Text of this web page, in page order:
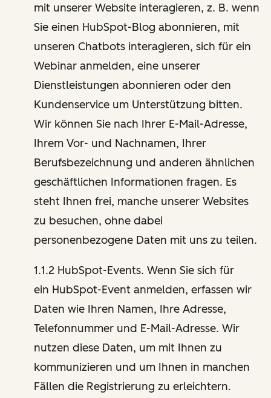
mit unserer Website interagieren, z. B. wenn
Sie einen HubSpot-Blog abonnieren, mit
unseren Chatbots interagieren, sich für ein
Webinar anmelden, eine unserer
Dienstleistungen abonnieren oder den
Kundenservice um Unterstützung bitten.
Wir können Sie nach Ihrer E-Mail-Adresse,
Ihrem Vor- und Nachnamen, Ihrer
Berufsbezeichnung und anderen ähnlichen
geschäftlichen Informationen fragen. Es
steht Ihnen frei, manche unserer Websites
zu besuchen, ohne dabei
personenbezogene Daten mit uns zu teilen.
1.1.2 HubSpot-Events. Wenn Sie sich für
ein HubSpot-Event anmelden, erfassen wir
Daten wie Ihren Namen, Ihre Adresse,
Telefonnummer und E-Mail-Adresse. Wir
nutzen diese Daten, um mit Ihnen zu
kommunizieren und um Ihnen in manchen
Fällen die Registrierung zu erleichtern.